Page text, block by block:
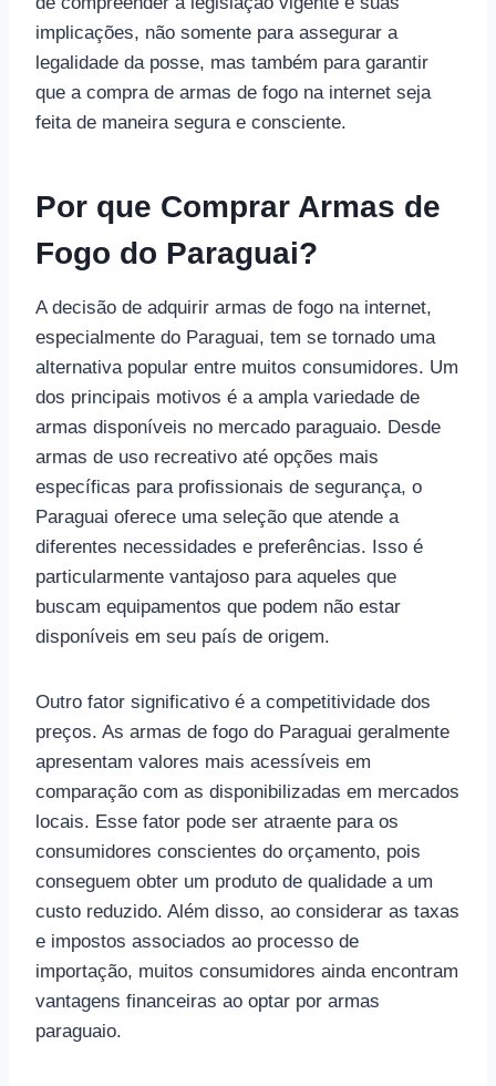
implicações, não somente para assegurar a
legalidade da posse, mas também para garantir
que a compra de armas de fogo na internet seja
feita de maneira segura e consciente.
Por que Comprar Armas de
Fogo do Paraguai?
A decisão de adquirir armas de fogo na internet,
especialmente do Paraguai, tem se tornado uma
alternativa popular entre muitos consumidores. Um
dos principais motivos é a ampla variedade de
armas disponíveis no mercado paraguaio. Desde
armas de uso recreativo até opções mais
específicas para profissionais de segurança, o
Paraguai oferece uma seleção que atende a
diferentes necessidades e preferências. Isso é
particularmente vantajoso para aqueles que
buscam equipamentos que podem não estar
disponíveis em seu país de origem.
Outro fator significativo é a competitividade dos
preços. As armas de fogo do Paraguai geralmente
apresentam valores mais acessíveis em
comparação com as disponibilizadas em mercados
locais. Esse fator pode ser atraente para os
consumidores conscientes do orçamento, pois
conseguem obter um produto de qualidade a um
custo reduzido. Além disso, ao considerar as taxas
e impostos associados ao processo de
importação, muitos consumidores ainda encontram
vantagens financeiras ao optar por armas
paraguaio.